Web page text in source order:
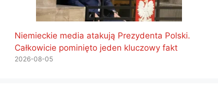
Niemieckie media atakują Prezydenta Polski.
Całkowicie pominięto jeden kluczowy fakt
2026-08-05